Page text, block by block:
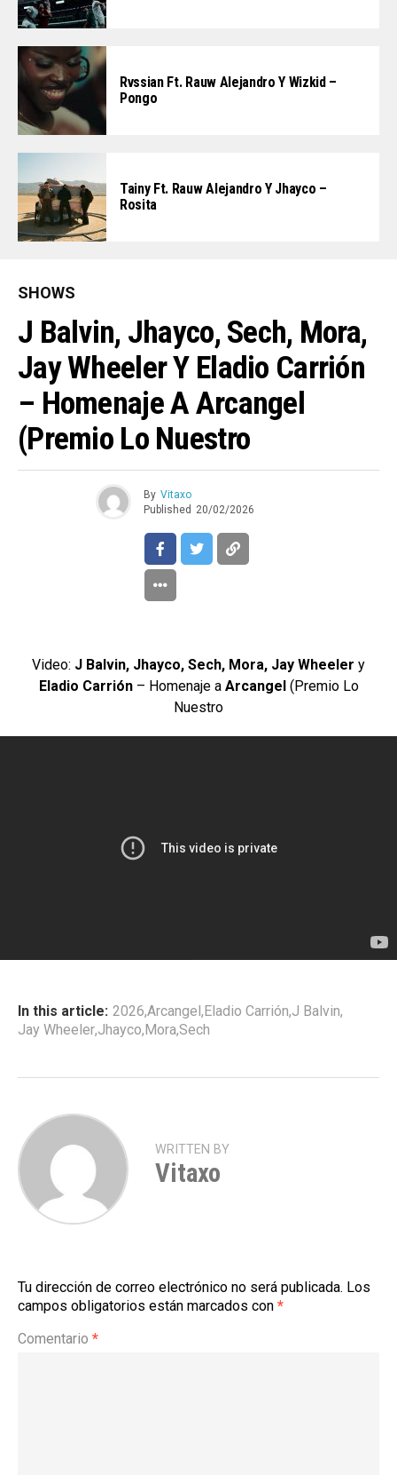
Rvssian Ft. Rauw Alejandro Y Wizkid –
Pongo
Tainy Ft. Rauw Alejandro Y Jhayco –
Rosita
SHOWS
J Balvin, Jhayco, Sech, Mora,
Jay Wheeler Y Eladio Carrión
– Homenaje A Arcangel
(Premio Lo Nuestro
By Vitaxo
Published 20/02/2026
Video: J Balvin, Jhayco, Sech, Mora, Jay Wheeler y
Eladio Carrión– Homenaje a Arcangel (Premio Lo
Nuestro
In this article: 2026,Arcangel,Eladio Carrión,J Balvin,
Jay Wheeler,Jhayco,Mora,Sech
WRITTEN BY
Vitaxo
Tu dirección de correo electrónico no será publicada. Los
campos obligatorios están marcados con *
Comentario *